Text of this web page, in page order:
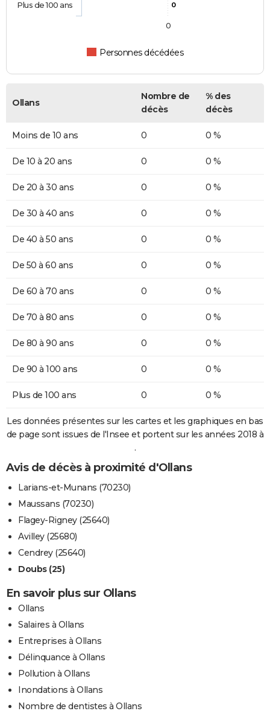
0
Personnes décédées
Plus de 100 ans
0
Ollans
Nombre de
décès
% des
décès
Moins de 10 ans 0 0 %
De 10 à 20 ans 0 0 %
De 20 à 30 ans 0 0 %
De 30 à 40 ans 0 0 %
De 40 à 50 ans 0 0 %
De 50 à 60 ans 0 0 %
De 60 à 70 ans 0 0 %
De 70 à 80 ans 0 0 %
De 80 à 90 ans 0 0 %
De 90 à 100 ans 0 0 %
Plus de 100 ans 0 0 %
Les données présentes sur les cartes et les graphiques en bas
de page sont issues de l'Insee et portent sur les années 2018 à
.
Avis de décès à proximité d'Ollans
Larians-et-Munans (70230)
Maussans (70230)
Flagey-Rigney (25640)
Avilley (25680)
Cendrey (25640)
Doubs (25)
En savoir plus sur Ollans
Ollans
Salaires à Ollans
Entreprises à Ollans
Délinquance à Ollans
Pollution à Ollans
Inondations à Ollans
Nombre de dentistes à Ollans